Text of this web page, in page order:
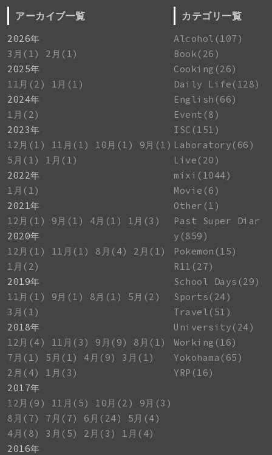
アーカイブ一覧
2026年
3月(1)
2月(1)
2025年
11月(2)
1月(1)
2024年
1月(2)
2023年
12月(1)
11月(1) 10月(1)
9月(1)
5月(1)
1月(1)
2022年
1月(1)
2021年
12月(1)
9月(1) 4月(1)
1月(3)
2020年
12月(1)
11月(1) 8月(4)
2月(1)
1月(2)
2019年
11月(1)
9月(1) 8月(1)
5月(2)
3月(1)
2018年
12月(4)
11月(3) 9月(9)
8月(1)
7月(1)
5月(1) 4月(9)
3月(1)
2月(4)
1月(3)
2017年
12月(9)
11月(5) 10月(2)
9月(3)
8月(7)
7月(7) 6月(24)
5月(4)
4月(8)
3月(5) 2月(3)
1月(4)
2016年
カテゴリ一覧
Alcohol(107)
Book(26)
Cooking(26)
Daily Life(128)
English(66)
Event(8)
ISC(151)
Laboratory(66)
Live(20)
mixi(1044)
Movie(6)
Other(1)
Past Super Diar
y(859)
Pokemon(15)
R11(27)
School Days(29)
Sports(24)
Travel(51)
University(24)
Working(16)
Yokohama(65)
YRP(16)